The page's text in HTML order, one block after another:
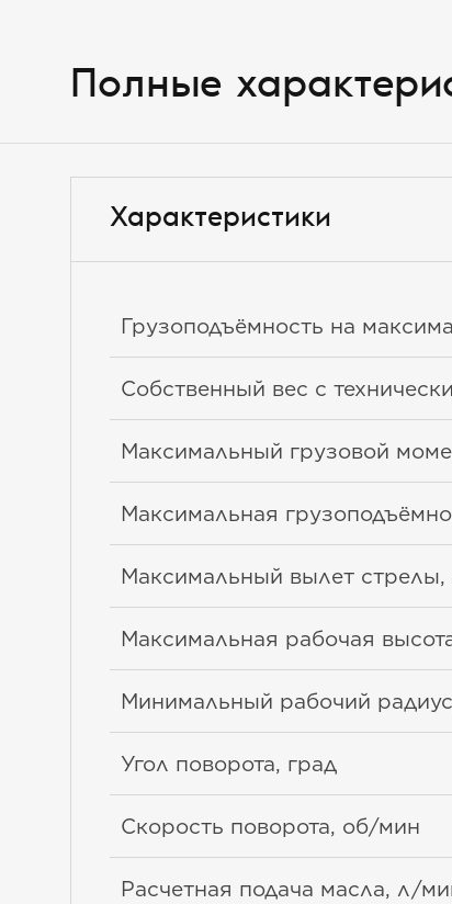
Полные
Характеристики
Грузоподъёмность на
Собственный вес с
Максимальный грузовой
Максимальная
Максимальный вылет стрелы,
Максимальная рабочая
Минимальный рабочий
Угол поворота, град
Скорость поворота, об/мин
Расчетная подача масла, л/